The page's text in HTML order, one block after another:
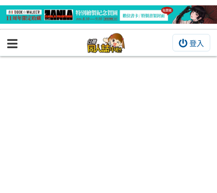
登入
BOOKY書集倉庫